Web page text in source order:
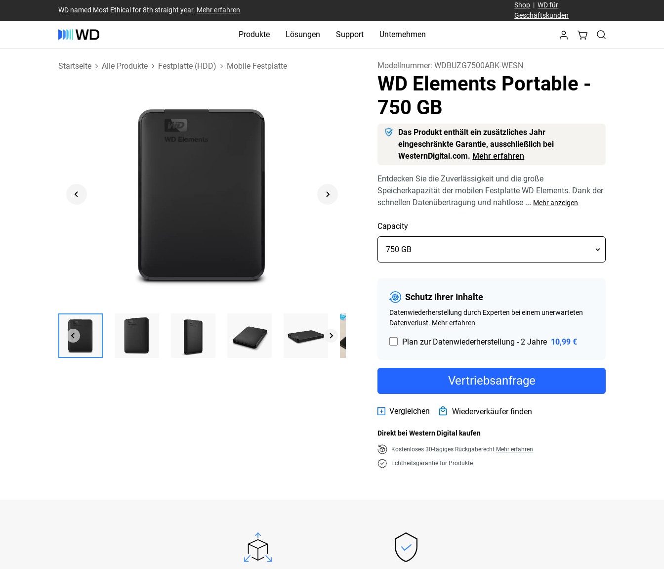
WD named Most Ethical for 8th straight year. Mehr erfahren
Shop |WD für
Geschäftskunden
Produkte Lösungen Support Unternehmen
Startseite Alle Produkte Festplatte (HDD) Mobile Festplatte Modellnummer:WDBUZG7500ABK-WESN
WD Elements Portable -
750 GB
Das Produkt enthält ein zusätzliches Jahr
eingeschränkte Garantie, ausschließlich bei
WesternDigital.com. Mehr erfahren
Entdecken Sie die Zuverlässigkeit und die große
Speicherkapazität der mobilen Festplatte WD Elements. Dank der
schnellen Datenübertragung und nahtlose ... Mehr anzeigen
Capacity
Schutz Ihrer Inhalte
Datenwiederherstellung durch Experten bei einem unerwarteten
Datenverlust. Mehr erfahren
Plan zur Datenwiederherstellung - 2 Jahre 10,99 €
Vertriebsanfrage
Vergleichen Wiederverkäufer finden
Direkt bei Western Digital kaufen
Kostenloses 30-tägiges Rückgaberecht Mehr erfahren
Echtheitsgarantie für Produkte